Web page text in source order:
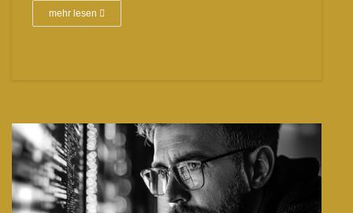
mehr lesen